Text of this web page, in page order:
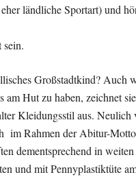
ländliche Sportart) und
sein.
Großstadtkind? Auch
Hut zu haben, zeichnet
Kleidungsstil aus. Neulich
im Rahmen der Abitur-
dementsprechend in weiten
und mit Pennyplastiktüte